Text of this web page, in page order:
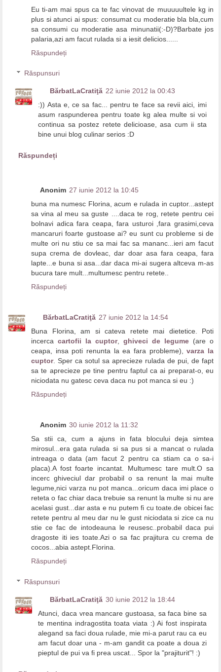
Eu ti-am mai spus ca te fac vinovat de muuuuultele kg in
plus si atunci ai spus: consumat cu moderatie bla bla,cum
sa consumi cu moderatie asa minunatii(:-D)?Barbate jos
palaria,azi am facut rulada si a iesit delicios......
Răspundeți
Răspunsuri
BărbatLaCratiţă 22 iunie 2012 la 00:43
:)) Asta e, ce sa fac... pentru te face sa revii aici, imi
asum raspunderea pentru toate kg alea multe si voi
continua sa postez retete delicioase, asa cum ii sta
bine unui blog culinar serios :D
Răspundeți
Anonim 27 iunie 2012 la 10:45
buna ma numesc Florina, acum e rulada in cuptor...astept
sa vina al meu sa guste ....daca te rog, retete pentru cei
bolnavi adica fara ceapa, fara usturoi ,fara grasimi,ceva
mancaruri foarte gustoase ai? eu sunt cu probleme si de
multe ori nu stiu ce sa mai fac sa mananc...ieri am facut
supa crema de dovleac, dar doar asa fara ceapa, fara
lapte...e buna si asa...dar daca mi-ai sugera altceva m-as
bucura tare mult...multumesc pentru retete..
Răspundeți
BărbatLaCratiţă 27 iunie 2012 la 14:54
Buna Florina, am si cateva retete mai dietetice. Poti
incerca cartofii la cuptor, ghiveci de legume (are o
ceapa, insa poti renunta la ea fara probleme),varza la
cuptor. Sper ca sotul sa aprecieze rulada de pui, de fapt
sa te aprecieze pe tine pentru faptul ca ai preparat-o, eu
niciodata nu gatesc ceva daca nu pot manca si eu :)
Răspundeți
Anonim 30 iunie 2012 la 11:32
Sa stii ca, cum a ajuns in fata blocului deja simtea
mirosul...era gata rulada si sa pus si a mancat o rulada
intreaga o data (am facut 2 pentru ca stiam ca o sa-i
placa).A fost foarte incantat. Multumesc tare mult.O sa
incerc ghiveciul dar probabil o sa renunt la mai multe
legume,nici varza nu pot manca...oricum daca imi place o
reteta o fac chiar daca trebuie sa renunt la multe si nu are
acelasi gust...dar asta e nu putem fi cu toate.de obicei fac
retete pentru al meu dar nu le gust niciodata si zice ca nu
stie ce fac de intodeauna le reusesc..probabil daca pui
dragoste iti ies toate.Azi o sa fac prajitura cu crema de
cocos...abia astept.Florina.
Răspundeți
Răspunsuri
BărbatLaCratiţă 30 iunie 2012 la 18:44
Atunci, daca vrea mancare gustoasa, sa faca bine sa
te mentina indragostita toata viata :) Ai fost inspirata
alegand sa faci doua rulade, mie mi-a parut rau ca eu
am facut doar una - m-am gandit ca poate a doua zi
pieptul de pui va fi prea uscat... Spor la "prajiturit"! :)